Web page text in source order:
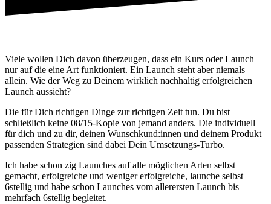
Viele wollen Dich davon überzeugen, dass ein Kurs oder Launch
nur auf die eine Art funktioniert. Ein Launch steht aber niemals
allein. Wie der Weg zu Deinem wirklich nachhaltig erfolgreichen
Launch aussieht?
Die für Dich richtigen Dinge zur richtigen Zeit tun. Du bist
schließlich keine 08/15-Kopie von jemand anders. Die individuell
für dich und zu dir, deinen Wunschkund:innen und deinem Produkt
passenden Strategien sind dabei Dein Umsetzungs-Turbo.
Ich habe schon zig Launches auf alle möglichen Arten selbst
gemacht, erfolgreiche und weniger erfolgreiche, launche selbst
6stellig und habe schon Launches vom allerersten Launch bis
mehrfach 6stellig begleitet.